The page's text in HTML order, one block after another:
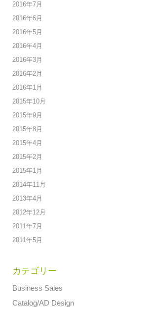
2016年7月
2016年6月
2016年5月
2016年4月
2016年3月
2016年2月
2016年1月
2015年10月
2015年9月
2015年8月
2015年4月
2015年2月
2015年1月
2014年11月
2013年4月
2012年12月
2011年7月
2011年5月
カテゴリー
Business Sales
Catalog/AD Design